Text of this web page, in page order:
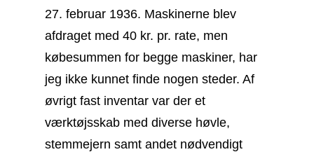
27. februar 1936. Maskinerne blev
afdraget med 40 kr. pr. rate, men
købesummen for begge maskiner, har
jeg ikke kunnet finde nogen steder. Af
øvrigt fast inventar var der et
værktøjsskab med diverse høvle,
stemmejern samt andet nødvendigt